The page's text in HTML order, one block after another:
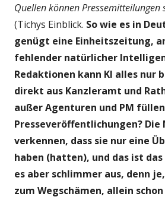
Quellen können Pressemitteilungen
(Tichys Einblick. So wie es in
genügt eine Einheitszeitung,
fehlender natürlicher
Redaktionen kann KI alles nur
direkt aus Kanzleramt und
außer Agenturen und PM
Presseveröffentlichungen? Die
verkennen, dass sie nur eine
haben (hatten), und das ist
es aber schlimmer aus, denn
zum Wegschämen, allein